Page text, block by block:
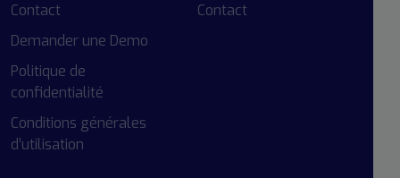
Contact
Demander une Demo
Politique de
confidentialité
Conditions générales
d’utilisation
Contact